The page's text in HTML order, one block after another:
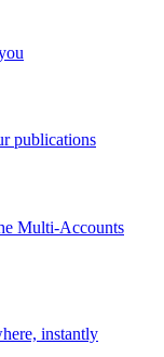
publications
Multi-Accounts
instantly